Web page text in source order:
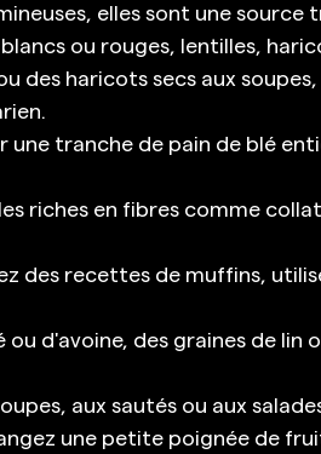
elles sont une
ou rouges, lentilles,
des haricots secs aux
une tranche de pain de blé
riches en fibres comme
des recettes de muffins,
ou d'avoine, des graines de lin
aux sautés ou aux
une petite poignée de